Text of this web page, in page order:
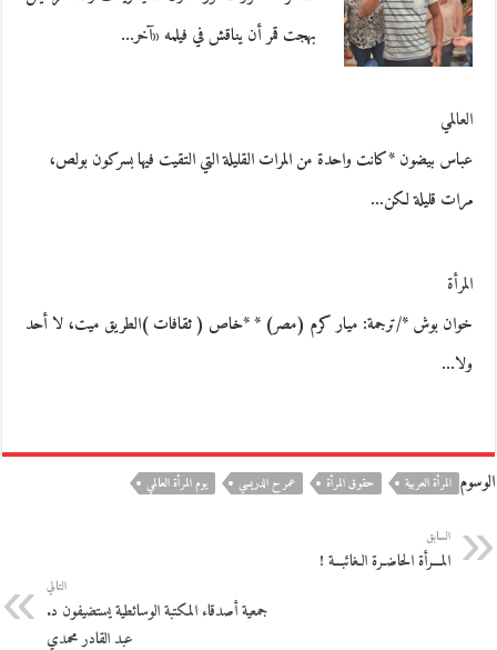
بهجت قمر أن يناقش في فيلمه «آخر…
العالمي
عباس بيضون *كانت واحدة من المرات القليلة التي التقيت فيها بسركون بولص،
مرات قليلة لكن…
المرأة
خوان بوش */ترجمة: ميار كرم (مصر) * *خاص ( ثقافات )الطريق ميت، لا أحد
ولا…
الوسوم المرأة العربية حقوق المرأة عمر ح الدريسي يوم المرأة العالمي
السابق
المـــرأة الحاضـرة الـغائبـــة !
التالي
جمعية أصدقاء المكتبة الوسائطية يستضيفون د.
عبد القادر محمدي